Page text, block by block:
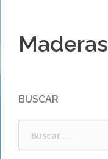
contenidoMaderas
BUSCAR